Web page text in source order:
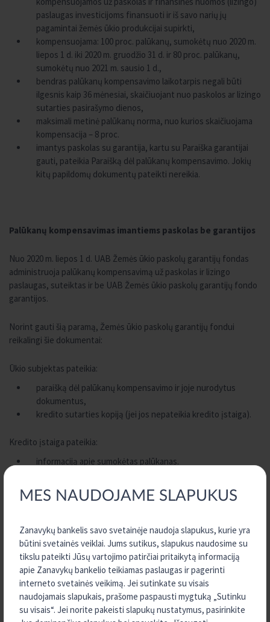
MES NAUDOJAME SLAPUKUS
Zanavykų bankelis savo svetainėje naudoja slapukus, kurie yra
būtini svetainės veiklai. Jums sutikus, slapukus naudosime su
tikslu pateikti Jūsų vartojimo patirčiai pritaikytą informaciją
apie Zanavykų bankelio teikiamas paslaugas ir pagerinti
interneto svetainės veikimą. Jei sutinkate su visais
naudojamais slapukais, prašome paspausti mygtuką „Sutinku
su visais“. Jei norite pakeisti slapukų nustatymus, pasirinkite
paslaugas investicijoms finansuoti ir iš savo narių jų
pagamintai žemės ūkio produkcijai supirkti,
kompensuojama: 100 proc. palūkanų, sumokėtų nuo 2020 m.
liepos 1 d. iki 2020 m. gruodžio 31 d. ir 80 proc. palūkanų,
sumokėtų nuo 2021 m. sausio 1 d.,
bendras palūkanų kompensavimo laikotarpis negali būti
ilgesnis kaip 36 mėnesiai, skaičiuojant nuo paskolos ar lizingo
sutarties pasirašymo dienos,
maksimali metinė palūkanų norma, nuo kurios skaičiuojama
kompensacija – 8 proc.
imantys paskolas su garantija, kartu su Paraiška garantijai
gauti, pateikia Paraišką dėl palūkanų kompensavimo. Jokių
kitų papildomų dokumentų pateikti nereikia.
Palūkanų kompensavimas imantiems paskolas be garantijos
Nuo 2020 m. liepos 1 d. UAB Žemės ūkio paskolų garantijų fondas
administruoja palūkanų kompensavimą už paskolas ir lizingo
paslaugas, suteiktas ir be UAB Žemės ūkio paskolų garantijų fondo
garantijos.
Norint gauti šią paramą, Žemės ūkio paskolų garantijų fondui
reikalingi šie dokumentai:
Ūkio subjektas pateikia:
paraišką dėl palūkanų kompensavimo ir joje nurodytus
dokumentus,
kredito sutarties kopiją (jei jos nepateikia kredito įstaiga).
Kredito įstaiga pateikia:
informaciją apie sumokėtas palūkanas.
garantijų fondo svetainėje internete www.garfondas.lt.
Domina papildoma informacija apie šios programos sąlygas?
Kreipkitės FB žinute, telefonu+370 345 60448arba el. paštu
zanavykai@kreda.lt., o taip pat galite užpildyti Kontaktinę formą.